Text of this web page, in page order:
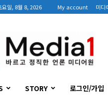
요일, 8월 8, 2026 My account 미디
디
어
원
STORY 로그인/가입